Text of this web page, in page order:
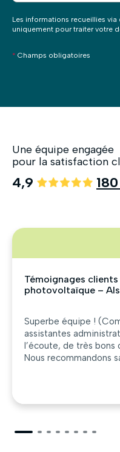
Les informations recueillies
uniquement pour traiter votre
* Champs obligatoires
Une équipe engagée
pour la satisfaction
4,9
Témoignages
photovoltaïque –
Superbe équipe !
assistantes
l’écoute, de très bons
Nous recommandons